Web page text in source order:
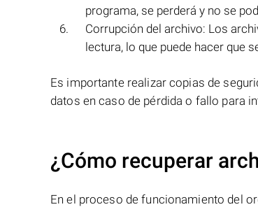
programa, se perderá y no se
Corrupción del archivo: Los
lectura, lo que puede hacer que
Es importante realizar copias de
datos en caso de pérdida o fallo para
¿Cómo recuperar
En el proceso de funcionamiento del